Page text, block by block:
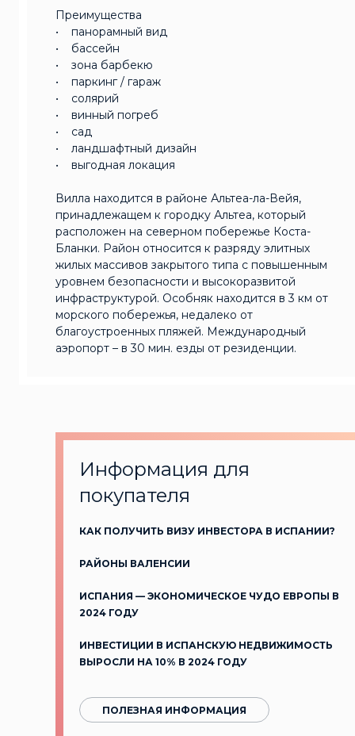
Преимущества
• панорамный вид
• бассейн
• зона барбекю
• паркинг / гараж
• солярий
• винный погреб
• сад
• ландшафтный дизайн
• выгодная локация
Вилла находится в районе Альтеа-ла-Вейя,
принадлежащем к городку Альтеа, который
расположен на северном побережье Коста-
Бланки. Район относится к разряду элитных
жилых массивов закрытого типа с повышенным
уровнем безопасности и высокоразвитой
инфраструктурой. Особняк находится в 3 км от
морского побережья, недалеко от
благоустроенных пляжей. Международный
аэропорт – в 30 мин. езды от резиденции.
Информация для
покупателя
КАК ПОЛУЧИТЬ ВИЗУ ИНВЕСТОРА В ИСПАНИИ?
РАЙОНЫ ВАЛЕНСИИ
ИСПАНИЯ — ЭКОНОМИЧЕСКОЕ ЧУДО ЕВРОПЫ В
2024 ГОДУ
ИНВЕСТИЦИИ В ИСПАНСКУЮ НЕДВИЖИМОСТЬ
ВЫРОСЛИ НА 10% В 2024 ГОДУ
ПОЛЕЗНАЯ ИНФОРМАЦИЯ